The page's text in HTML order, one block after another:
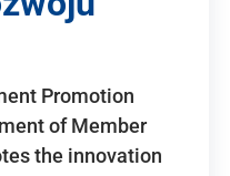
Promotion
of Member
the innovation